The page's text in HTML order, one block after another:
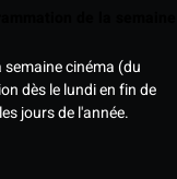
cinéma (du
dès le lundi en fin de
jours de l'année.